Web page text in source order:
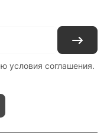
условия соглашения.